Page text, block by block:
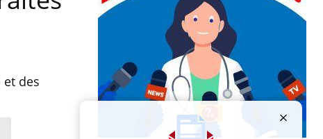
des